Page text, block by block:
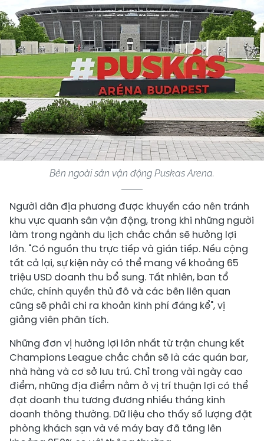
Bên ngoài sân vận động Puskas Arena.
Người dân địa phương được khuyến cáo nên tránh
khu vực quanh sân vận động, trong khi những người
làm trong ngành du lịch chắc chắn sẽ hưởng lợi
lớn. "Có nguồn thu trực tiếp và gián tiếp. Nếu cộng
tất cả lại, sự kiện này có thể mang về khoảng 65
triệu USD doanh thu bổ sung. Tất nhiên, ban tổ
chức, chính quyền thủ đô và các bên liên quan
cũng sẽ phải chi ra khoản kinh phí đáng kể", vị
giảng viên phân tích.
Những đơn vị hưởng lợi lớn nhất từ trận chung kết
Champions League chắc chắn sẽ là các quán bar,
nhà hàng và cơ sở lưu trú. Chỉ trong vài ngày cao
điểm, những địa điểm nằm ở vị trí thuận lợi có thể
đạt doanh thu tương đương nhiều tháng kinh
doanh thông thường. Dữ liệu cho thấy số lượng đặt
phòng khách sạn và vé máy bay đã tăng lên